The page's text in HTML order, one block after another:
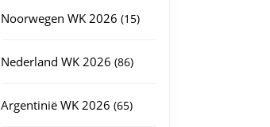
Noorwegen WK 2026 1515
Nederland WK 2026 8686
Argentinië WK 2026 6565